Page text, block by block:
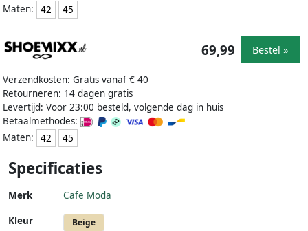
Maten:
42 45
Verzendkosten: Gratis vanaf € 40
Retourneren: 14 dagen gratis
Levertijd: Voor 23:00 besteld, volgende dag in huis
Betaalmethodes:
Maten:
42 45
69,99 Bestel »
Specificaties
Merk Cafe Moda
Kleur Beige